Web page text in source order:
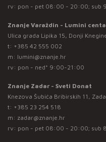
rv: pon - pet 08:00 - 20:00; sub
Znanje Varaždin - Lumini
Ulica grada Lipika 15, Donji
t: +385 42 555 002
m: lumini@znanje.hr
rv: pon - ned* 9:00-21:00
Znanje Zadar - Sveti Donat
Knezova Šubića Bribirskih 11,
t: +385 23 254 518
m: zadar@znanje.hr
rv: pon - pet 08:00 - 20:00; sub